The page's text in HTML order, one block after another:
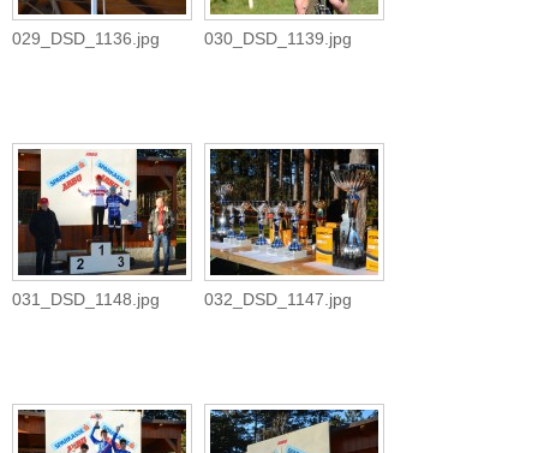
029_DSD_1136.jpg 030_DSD_1139.jpg
031_DSD_1148.jpg 032_DSD_1147.jpg